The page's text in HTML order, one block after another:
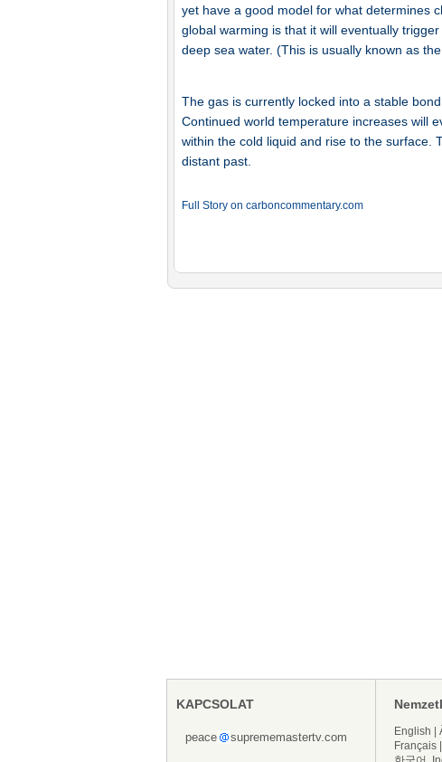
yet have a good model for what determines
global warming is that it will eventually
deep sea water. (This is usually known as the
The gas is currently locked into a stable
Continued world temperature increases will
within the cold liquid and rise to the surface.
distant past.
Full Story on carboncommentary.com
KAPCSOLAT
peace suprememastertv.com English
Français